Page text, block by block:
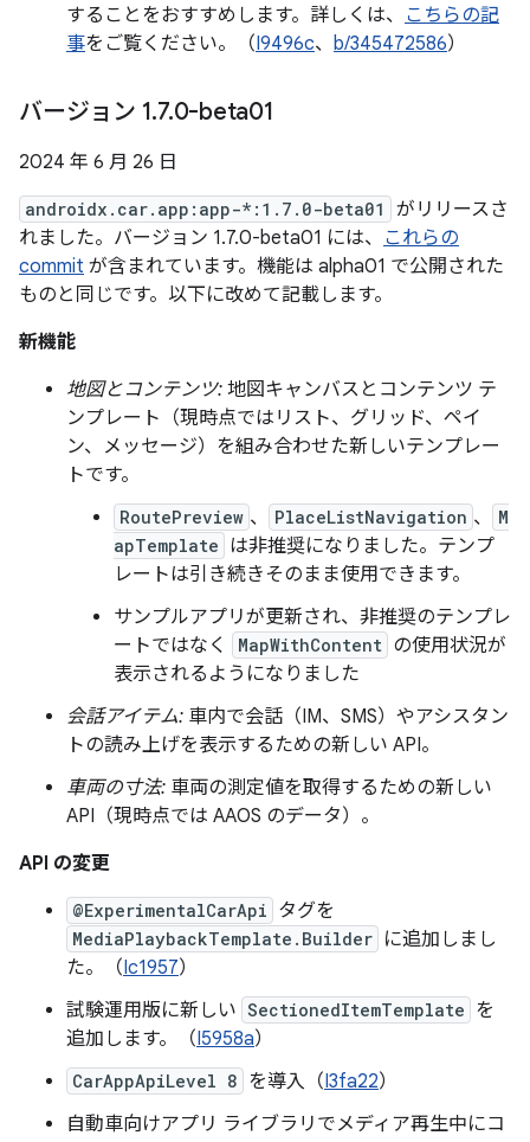
することをおすすめします。詳しくは、 こちらの記
事をご覧ください。（I9496c、 b/345472586）
バージョン 1.7.0-beta01
2024 年 6 月 26 日
androidx.car.app:app-*:1.7.0-beta01
がリリースさ
れました。バージョン 1.7.0-beta01 には、 これらの
commit が含まれています。機能は alpha01 で公開された
ものと同じです。以下に改めて記載します。
新機能
地図とコンテンツ: 地図キャンバスとコンテンツ テ
ンプレート（現時点ではリスト、グリッド、ペイ
ン、メッセージ）を組み合わせた新しいテンプレー
トです。
RoutePreview 、 PlaceListNavigation 、
M
apTemplate は非推奨になりました。テンプ
レートは引き続きそのまま使用できます。
サンプルアプリが更新され、非推奨のテンプレ
ートではなく
MapWithContent の使用状況が
表示されるようになりました
会話アイテム: 車内で会話（IM、SMS）やアシスタン
トの読み上げを表示するための新しい API。
車両の寸法: 車両の測定値を取得するための新しい
API（現時点では AAOS のデータ）。
API の変更
@ExperimentalCarApi タグを
MediaPlaybackTemplate.Builder に追加しまし
た。（Ic1957）
試験運用版に新しい SectionedItemTemplate を
追加します。（I5958a）
CarAppApiLevel 8 を導入（I3fa22）
自動車向けアプリ ライブラリでメディア再生中にコ